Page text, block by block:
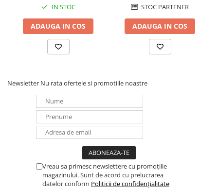
UPS Trifazat
Stabilizatoare Tensiune
PDUs unitati de distributie a
energiei electrice
Drumetii / Camping
Frigidere portabile
Panouri portabile
Statii energie portabile
IN STOC
ADAUGA IN COS
STOC PARTENER
ADAUGA IN COS
Newsletter Nu rata ofertele si promotiile noastre
Vreau sa primesc newslettere cu promoțiile
magazinului. Sunt de acord cu prelucrarea
datelor conform Politicii de confidențialitate